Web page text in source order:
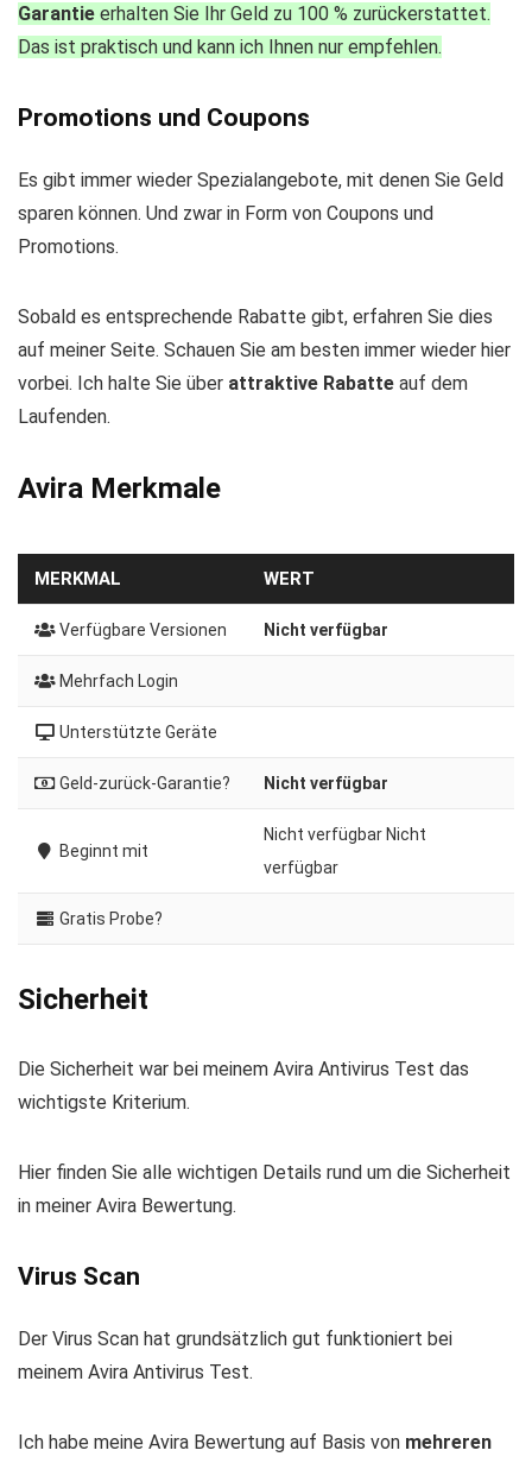
Garantie erhalten Sie Ihr Geld zu 100 % zurückerstattet.
Das ist praktisch und kann ich Ihnen nur empfehlen.
Promotions und Coupons
Es gibt immer wieder Spezialangebote, mit denen Sie Geld
sparen können. Und zwar in Form von Coupons und
Promotions.
Sobald es entsprechende Rabatte gibt, erfahren Sie dies
auf meiner Seite. Schauen Sie am besten immer wieder hier
vorbei. Ich halte Sie über attraktive Rabatte auf dem
Laufenden.
Avira Merkmale
MERKMAL WERT
Verfügbare Versionen Nicht verfügbar
Mehrfach Login
Unterstützte Geräte
Geld-zurück-Garantie? Nicht verfügbar
Beginnt mit
Nicht verfügbar Nicht
verfügbar
Gratis Probe?
Sicherheit
Die Sicherheit war bei meinem Avira Antivirus Test das
wichtigste Kriterium.
Hier finden Sie alle wichtigen Details rund um die Sicherheit
in meiner Avira Bewertung.
Virus Scan
Der Virus Scan hat grundsätzlich gut funktioniert bei
meinem Avira Antivirus Test.
Ich habe meine Avira Bewertung auf Basis von mehreren